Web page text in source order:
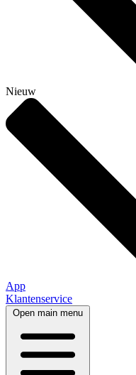
Nieuw
App
Klantenservice
Open main menu